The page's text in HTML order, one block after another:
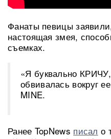
Фанаты певицы
настоящая змея,
съемках.
«Я буквально КРИЧУ,
обвивалась вокруг
MINE.
Ранее TopNews писал о